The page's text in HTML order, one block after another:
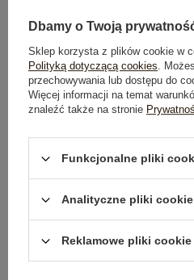
Dostawaod 7,99 zł
Zamów w ciągu03:55:18 sek.
100 dni na zwrot
Dbamy o Twoją
Sklep korzysta z plików cookie w
Polityką dotyczącą cookies.
przechowywania lub dostępu do
Więcej informacji na temat
znaleźć także na stronie
Funkcjonalne pliki
Analityczne pliki cookie
Reklamowe pliki cookie